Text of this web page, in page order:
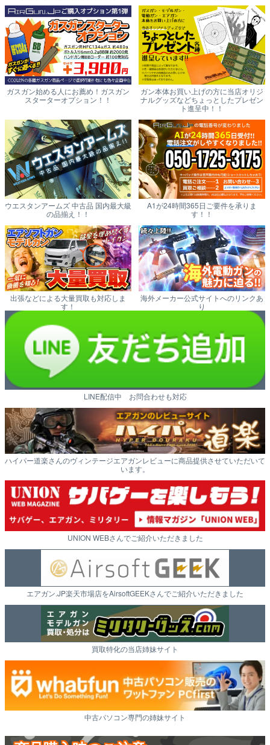
ガスガン始める人にお薦め！ガスガン
スターターオプション！！
ガン本体お買い上げの方に当店オリジ
ナルグッズなどちょっとしたプレゼン
ト進呈中！！
ウエスタンアームズ 中古品 国内最大級
の品揃え！！
A1が24時間365日ご要件を承りま
す！！
出張などによる大量買取も対応しま
す！
海外メーカー公式サイトへのリンクあ
り
LINE配信中 お問合わせも対応
ハイパー道楽さんのヴィンテージエアガンレビューに商品提供させていただいて
います。
UNION WEBさんでご紹介いただきました
エアガン.JP楽天市場店をAirsoftGEEKさんでご紹介いただきました
買取特化の当店姉妹サイト
中古パソコン専門の姉妹サイト